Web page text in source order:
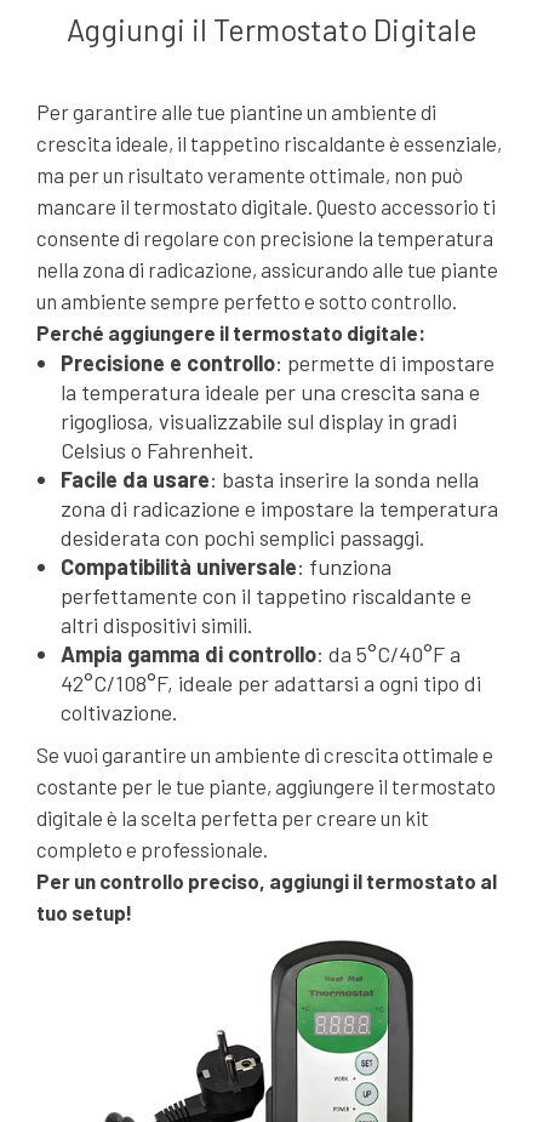
Aggiungi il Termostato Digitale
Per garantire alle tue piantine un ambiente di
crescita ideale, il tappetino riscaldante è essenziale,
ma per un risultato veramente ottimale, non può
mancare il termostato digitale. Questo accessorio ti
consente di regolare con precisione la temperatura
nella zona di radicazione, assicurando alle tue piante
un ambiente sempre perfetto e sotto controllo.
Perché aggiungere il termostato digitale:
Precisione e controllo: permette di impostare
la temperatura ideale per una crescita sana e
rigogliosa, visualizzabile sul display in gradi
Celsius o Fahrenheit.
Facile da usare: basta inserire la sonda nella
zona di radicazione e impostare la temperatura
desiderata con pochi semplici passaggi.
Compatibilità universale: funziona
perfettamente con il tappetino riscaldante e
altri dispositivi simili.
Ampia gamma di controllo: da 5°C/40°F a
42°C/108°F, ideale per adattarsi a ogni tipo di
coltivazione.
Se vuoi garantire un ambiente di crescita ottimale e
costante per le tue piante, aggiungere il termostato
digitale è la scelta perfetta per creare un kit
completo e professionale.
Per un controllo preciso, aggiungi il termostato al
tuo setup!